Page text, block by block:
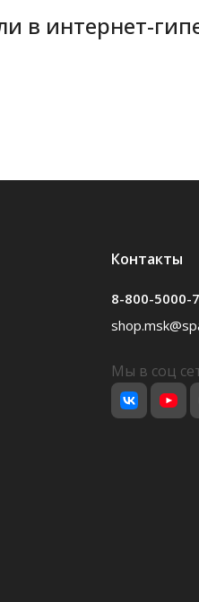
в интернет-
Контакты
8-800-5000-
Мы в соц